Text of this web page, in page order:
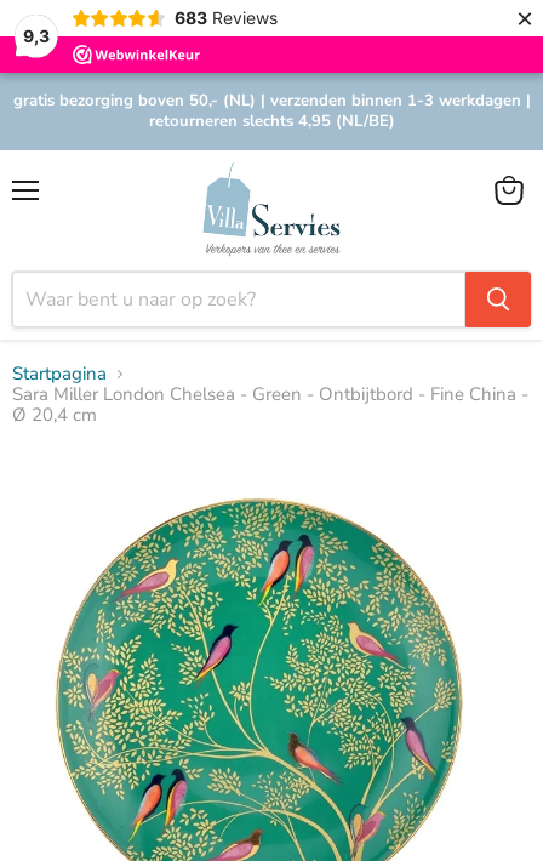
9,3
683 Reviews ×
gratis bezorging boven 50,- (NL) | verzenden binnen 1-3 werkdagen |
retourneren slechts 4,95 (NL/BE)
Startpagina
Sara Miller London Chelsea - Green - Ontbijtbord - Fine China -
Ø 20,4 cm